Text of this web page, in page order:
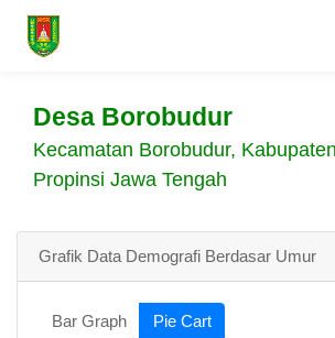
Desa Borobudur
Kecamatan Borobudur,
Propinsi Jawa Tengah
Grafik Data Demografi Berdasar Umur
Bar Graph Pie Cart